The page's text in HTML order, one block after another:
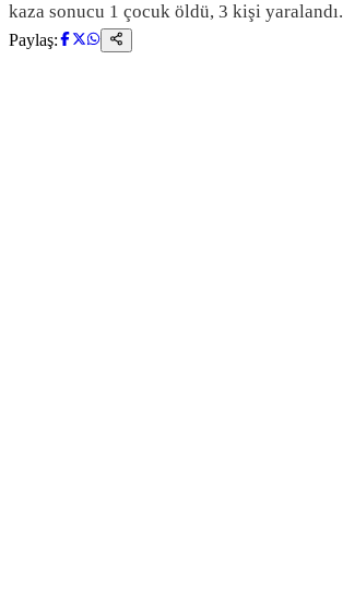
kaza sonucu 1 çocuk öldü, 3 kişi yaralandı.
Paylaş: